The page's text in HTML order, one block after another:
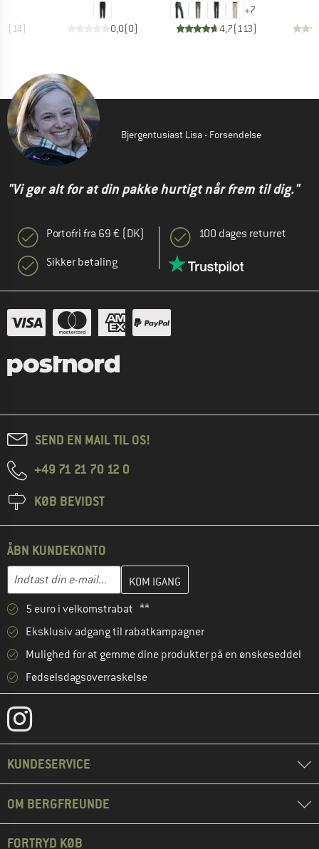
(14) 0,0(0)
+7
4,7(113)
Bjergentusiast Lisa - Forsendelse
"Vi gør alt for at din pakke hurtigt når frem til dig."
Portofri fra 69 € (DK)
Sikker betaling
100 dages returret
SEND EN MAIL TIL OS!
+49 71 21 70 12 0
KØB BEVIDST
ÅBN KUNDEKONTO
E-mail-adresse
Indtast din e-mailadresse her, og opret i næste trin din
5 euro i velkomstrabat **
Eksklusiv adgang til rabatkampagner
Mulighed for at gemme dine produkter på en ønskeseddel
Fødselsdagsoverraskelse
KUNDESERVICE
OM BERGFREUNDE
FORTRYD KØB